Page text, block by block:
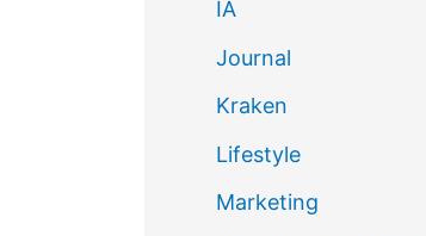
IA
Journal
Kraken
Lifestyle
Marketing